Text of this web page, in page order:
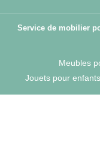
Service de mobilier
Meubles
Jouets pour